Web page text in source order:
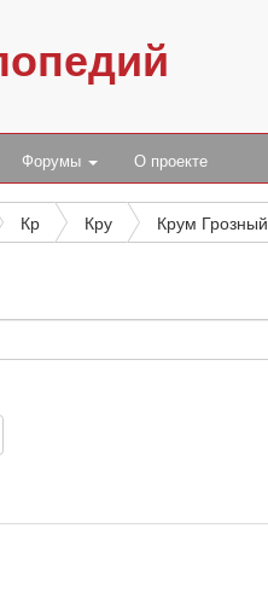
Форумы О проекте
Кр Кру Крум Грозный